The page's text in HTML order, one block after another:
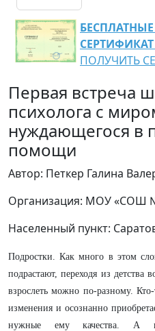
БЕСПЛАТНЫЕ
СЕРТИФИКАТ
ПОЛУЧИТЬ
Первая встреча
психолога с
нуждающегося в
помощи
Автор: Петкер Галина
Организация: МОУ «СОШ
Населенный пункт:
Подростки. Как много в этом
подрастают, переходя из детства
взрослеть можно по-разному.
изменения и осознанно
нужные ему качества. А